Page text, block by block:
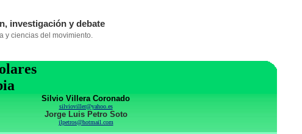
Silvio Villera Coronado
silvioviller@yahoo.es
Jorge Luis Petro Soto
jlpetros@hotmail.com